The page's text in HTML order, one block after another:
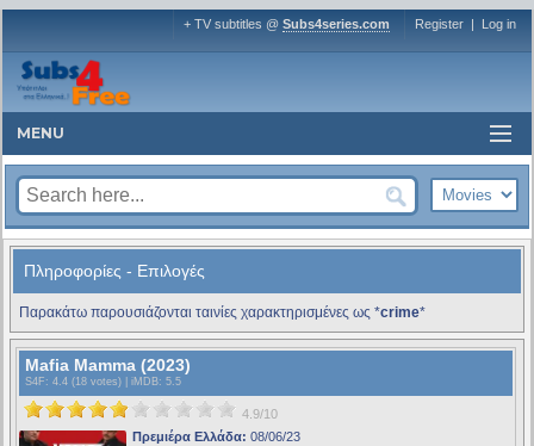
+ TV subtitles @ Subs4series.com Register | Log in
MENU
Πληροφορίες - Επιλογές
Παρακάτω παρουσιάζονται ταινίες χαρακτηρισμένες ως *crime*
Mafia Mamma (2023)
S4F : 4.4 (18 votes) | iMDB: 5.5
4.9/10
Πρεμιέρα Ελλάδα: 08/06/23